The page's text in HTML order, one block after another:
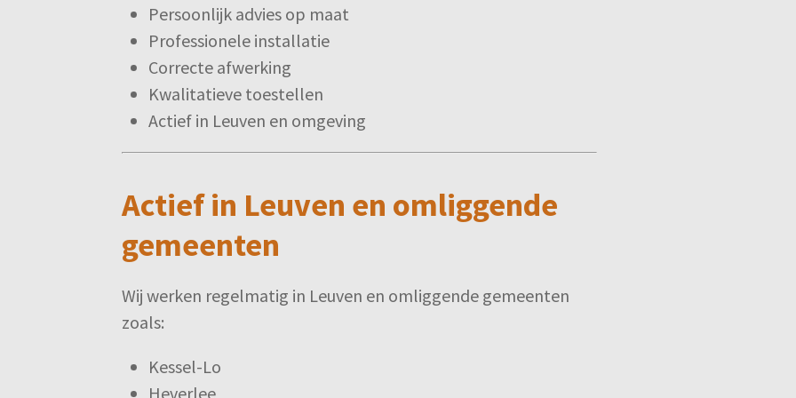
Persoonlijk advies op maat
Professionele installatie
Correcte afwerking
Kwalitatieve toestellen
Actief in Leuven en omgeving
Actief in Leuven en omliggende
gemeenten
Wij werken regelmatig in Leuven en omliggende gemeenten
zoals:
Kessel-Lo
Heverlee